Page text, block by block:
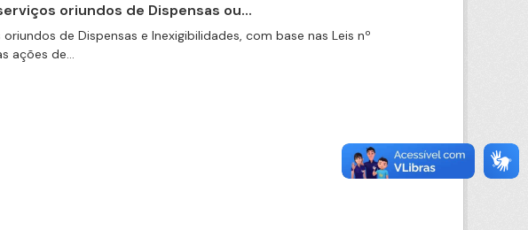
oriundos de Dispensas ou...
de Dispensas e Inexigibilidades, com base nas Leis nº
ações de...